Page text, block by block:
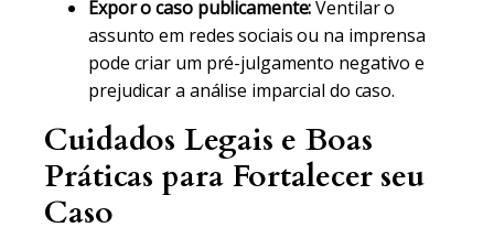
Expor o caso publicamente:Ventilar o
assunto em redes sociais ou na imprensa
pode criar um pré-julgamento negativo e
prejudicar a análise imparcial do caso.
Cuidados Legais e Boas
Práticas para Fortalecer seu
Caso